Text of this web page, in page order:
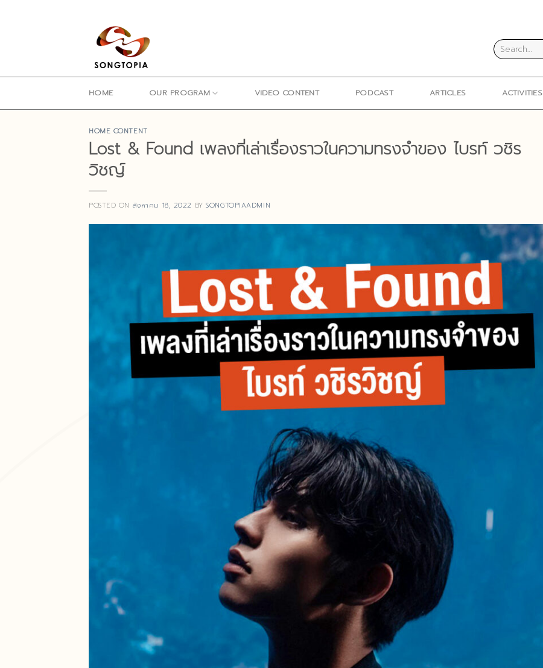
HOME OUR PROGRAM VIDEO CONTENT PODCAST ARTICLES ACTIVITIES
HOME CONTENT
Lost & Found เพลงที่เล่าเรื่องราวในความทรงจำของ ไบรท์ วชิร
วิชญ์
POSTED ON สิงหาคม 18, 2022 BYSONGTOPIAADMIN